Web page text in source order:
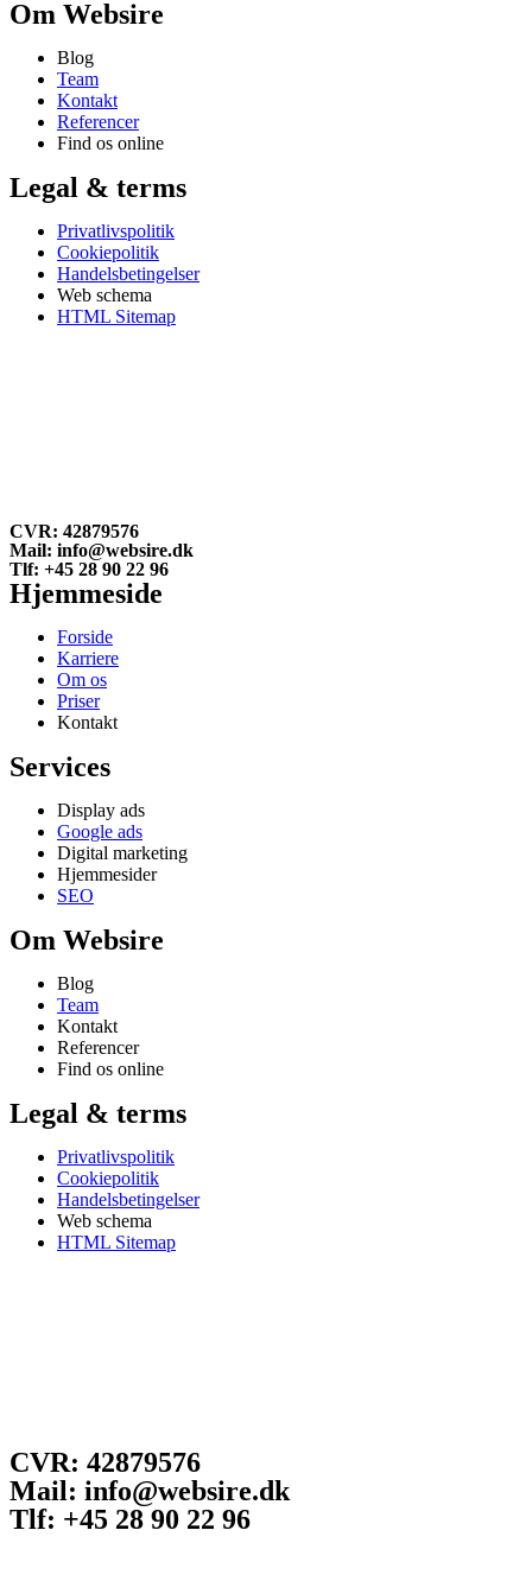
Om Websire
Blog
Team
Kontakt
Referencer
Find os online
Legal & terms
Privatlivspolitik
Cookiepolitik
Handelsbetingelser
Web schema
HTML Sitemap
CVR: 42879576
Mail: info@websire.dk
Tlf: +45 28 90 22 96
Hjemmeside
Forside
Karriere
Om os
Priser
Kontakt
Services
Display ads
Google ads
Digital marketing
Hjemmesider
SEO
Om Websire
Blog
Team
Kontakt
Referencer
Find os online
Legal & terms
Privatlivspolitik
Cookiepolitik
Handelsbetingelser
Web schema
HTML Sitemap
CVR: 42879576
Mail: info@websire.dk
Tlf: +45 28 90 22 96